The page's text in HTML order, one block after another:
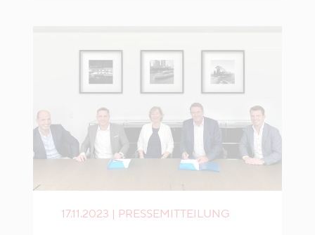
17.11.2023 | PRESSEMITTEILUNG